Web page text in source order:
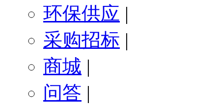
环保供应 |
采购招标 |
商城 |
问答 |